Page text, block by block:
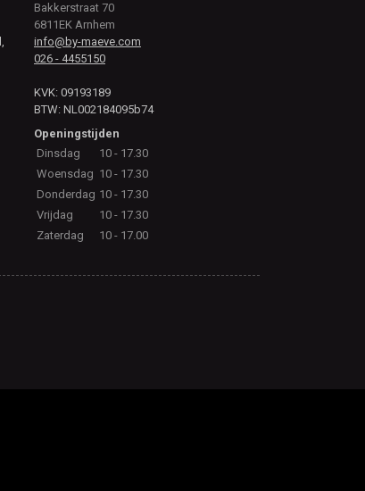
Bakkerstraat 70
6811EK Arnhem
info@by-maeve.com
026 - 4455150
KVK: 09193189
BTW: NL002184095b74
Openingstijden
Dinsdag
10 - 17.30
Woensdag 10 - 17.30
Donderdag 10 - 17.30
Vrijdag
10 - 17.30
Zaterdag
10 - 17.00